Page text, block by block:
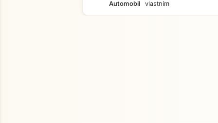
Automobil
vlastním